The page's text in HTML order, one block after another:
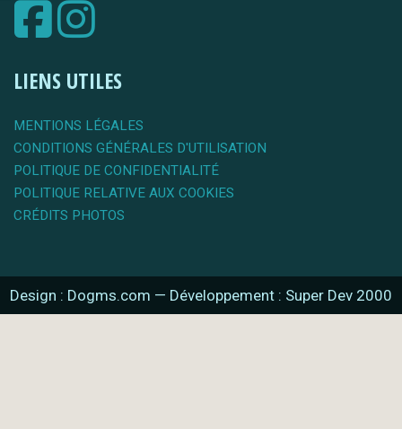
LIENS UTILES
MENTIONS LÉGALES
CONDITIONS GÉNÉRALES D'UTILISATION
POLITIQUE DE CONFIDENTIALITÉ
POLITIQUE RELATIVE AUX COOKIES
CRÉDITS PHOTOS
Design : Dogms.com — Développement : Super Dev 2000